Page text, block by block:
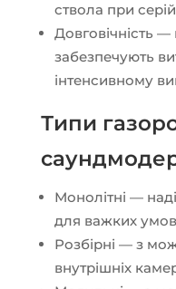
ствола при
Довговічність —
забезпечують
інтенсивному
Типи
Монолітні —
для важких умов
Розбірні — з
внутрішніх